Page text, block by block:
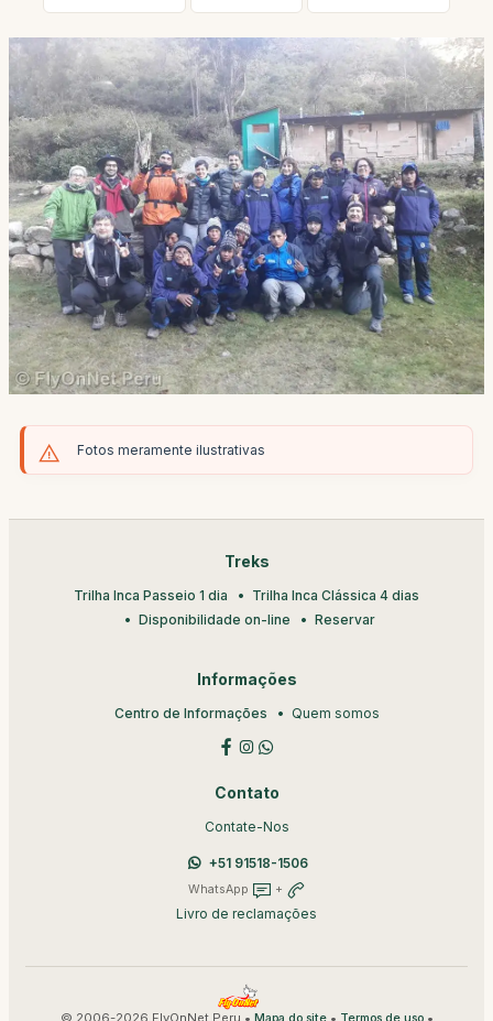
Fotos meramente ilustrativas
Treks
Trilha Inca Passeio 1 dia
Trilha Inca Clássica 4 dias
Disponibilidade on-line
Reservar
Informações
Centro de Informações Quem somos
Contato
Contate-Nos
+51 91518-1506
WhatsApp +
Livro de reclamações
© 2006-2026 FlyOnNet Peru • • •